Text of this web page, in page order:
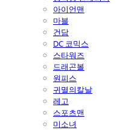
아이언맨
마블
건담
DC 코믹스
스타워즈
드래곤볼
원피스
귀멸의칼날
레고
스포츠맨
미소녀